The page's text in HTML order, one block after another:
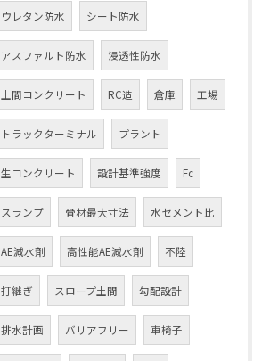
ウレタン防水 シート防水
アスファルト防水 浸透性防水
土間コンクリート RC造 倉庫 工場
トラックターミナル プラント
生コンクリート 設計基準強度 Fc
スランプ 骨材最大寸法 水セメント比
AE減水剤 高性能AE減水剤 不陸
打継ぎ スロープ土間 勾配設計
排水計画 バリアフリー 車椅子